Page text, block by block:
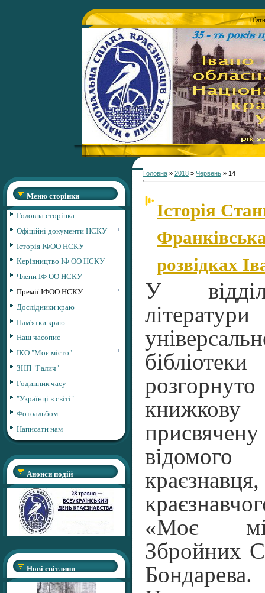
Меню сторінки
Головна сторінка
Офіційні документи НСКУ
Історія ІФОО НСКУ
Керівництво ІФ ОО НСКУ
Члени ІФ ОО НСКУ
Премії ІФОО НСКУ
Дослідники краю
Пам'ятки краю
Наш часопис
ІКО "Моє місто"
ЗНП "Галич"
Годинник часу
"Українці в світі"
Фотоальбом
Написати нам
Анонси подій
Нові світлини
Головна » 2018 » Червень » 14
Історія
розвідках
У
«Моє
Збройних
Бондарева.